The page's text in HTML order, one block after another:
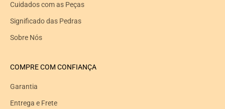
Cuidados com as Peças
Significado das Pedras
Sobre Nós
COMPRE COM CONFIANÇA
Garantia
Entrega e Frete